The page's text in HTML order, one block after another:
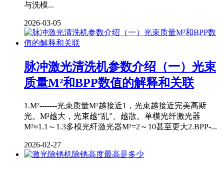
与洗模...
2026-03-05
脉冲激光清洗机参数介绍（一）光束
质量M²和BPP数值的解释和关联
1.M²-------光束质量M²越接近1，光束越接近完美高斯
光。M²越大，光束越“乱”、越散。单模光纤激光器
M²≈1.1～1.3多模光纤激光器M²=2～10甚至更大2.BPP-...
2026-02-27